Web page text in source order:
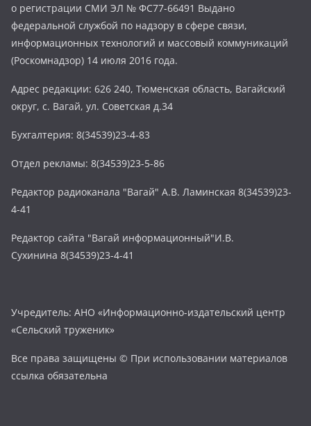
о регистрации СМИ ЭЛ № ФС77-66491 Выдано
федеральной службой по надзору в сфере связи,
информационных технологий и массовый коммуникаций
(Роскомнадзор) 14 июля 2016 года.
Адрес редакции: 626 240, Тюменская область, Вагайский
округ, с. Вагай, ул. Советская д.34
Бухгалтерия: 8(34539)23-4-83
Отдел рекламы: 8(34539)23-5-86
Редактор радиоканала "Вагай" А.В. Ламинская 8(34539)23-
4-41
Редактор сайта "Вагай информационный"И.В.
Сухинина 8(34539)23-4-41
Учредитель: АНО «Информационно-издательский центр
«Сельский труженик»
Все права защищены © При использовании материалов
ссылка обязательна